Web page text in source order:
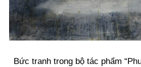
Bức tranh trong bộ tác phẩm